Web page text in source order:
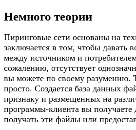
Немного теории
Пиринговые сети основаны на
заключается в том, чтобы
между источником и
сожалению, отсутствует
вы можете по своему разумению.
просто. Создается база данных
признаку и размещенных на
программы-клиента вы получаете
получать эти файлы или